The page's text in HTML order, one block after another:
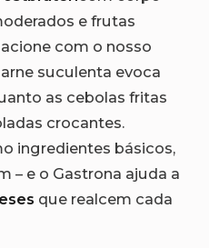
e frutas
com o nosso
suculenta evoca
as cebolas fritas
crocantes.
ingredientes básicos,
– e o Gastrona ajuda a
que realcem cada